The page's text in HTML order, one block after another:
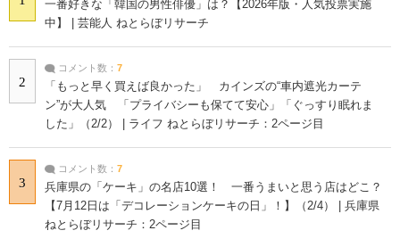
一番好きな「韓国の男性俳優」は？【2026年版・人気投票実施
中】 | 芸能人 ねとらぼリサーチ
2
コメント数： 7
「もっと早く買えば良かった」 カインズの“車内遮光カーテ
ン”が大人気 「プライバシーも保てて安心」「ぐっすり眠れま
した」（2/2） | ライフ ねとらぼリサーチ：2ページ目
3
コメント数： 7
兵庫県の「ケーキ」の名店10選！ 一番うまいと思う店はどこ？
【7月12日は「デコレーションケーキの日」！】（2/4） | 兵庫県
ねとらぼリサーチ：2ページ目